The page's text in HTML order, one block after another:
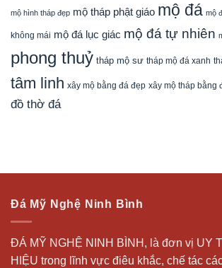
mộ hình tháp đẹp mộ tháp phật giáo mộ đá mộ
không mái mộ đá lục giác mộ đá tự nhiên
phong thuỷ tháp mộ sư tháp mộ đá xanh
tâm linh xây mộ bằng đá đẹp xây mộ tháp bằng
đồ thờ đá
Đá Mỹ Nghệ Ninh Bình
ĐÁ MỸ NGHỆ NINH BÌNH, là đơn vị UY
HIỆU trong lĩnh vực điêu khắc, chế tác